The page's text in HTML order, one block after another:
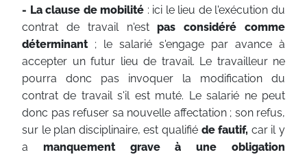
- La clause de mobilité : ici le lieu de l'exécution du
contrat de travail n'estpas considéré comme
déterminant ; le salarié s'engage par avance à
accepter un futur lieu de travail. Le travailleur ne
pourra donc pas invoquer la modification du
contrat de travail s'il est muté. Le salarié ne peut
donc pas refuser sa nouvelle affectation ; son refus,
sur le plan disciplinaire, est qualifié de fautif, car il y
a manquement grave à une obligation